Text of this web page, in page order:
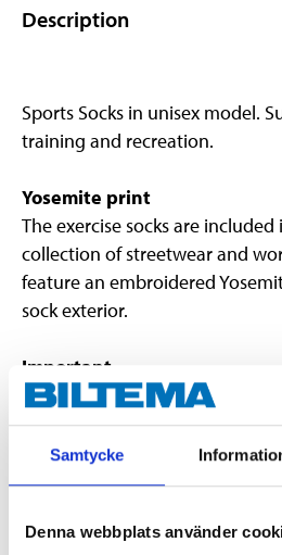
Samtycke
Denna webbplats använder
Description
Sports Socks in unisex model.
training and recreation.
Yosemite print
The exercise socks are included
collection of streetwear and
feature an embroidered
sock exterior.
Important
Wash the socks at 40 °C